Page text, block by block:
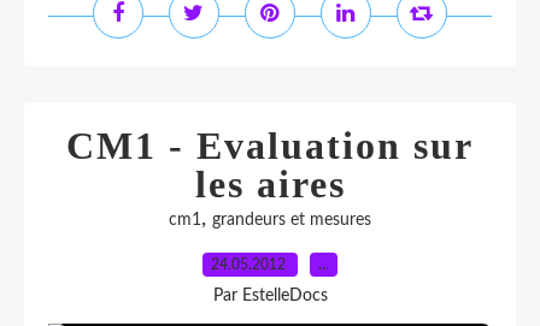
CM1 - Evaluation sur
les aires
cm1, grandeurs et mesures
24.05.2012 …
Par EstelleDocs